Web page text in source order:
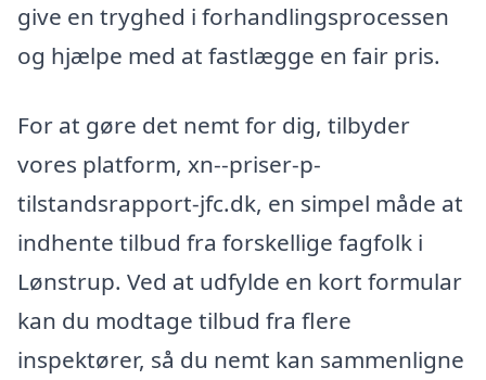
give en tryghed i forhandlingsprocessen
og hjælpe med at fastlægge en fair pris.
For at gøre det nemt for dig, tilbyder
vores platform, xn--priser-p-
tilstandsrapport-jfc.dk, en simpel måde at
indhente tilbud fra forskellige fagfolk i
Lønstrup. Ved at udfylde en kort formular
kan du modtage tilbud fra flere
inspektører, så du nemt kan sammenligne